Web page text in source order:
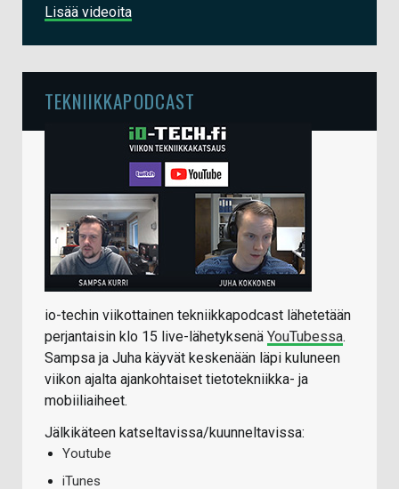
Lisää videoita
TEKNIIKKAPODCAST
io-techin viikottainen tekniikkapodcast lähetetään
perjantaisin klo 15 live-lähetyksenä YouTubessa.
Sampsa ja Juha käyvät keskenään läpi kuluneen
viikon ajalta ajankohtaiset tietotekniikka- ja
mobiiliaiheet.
Jälkikäteen katseltavissa/kuunneltavissa:
Youtube
iTunes